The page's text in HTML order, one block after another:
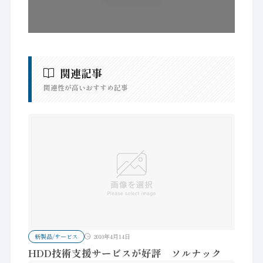
関連記事
関連性が高いおすすめ記事
新製品/サービス 2010年4月14日
HDD技術支援サービスが好評 ソルナック